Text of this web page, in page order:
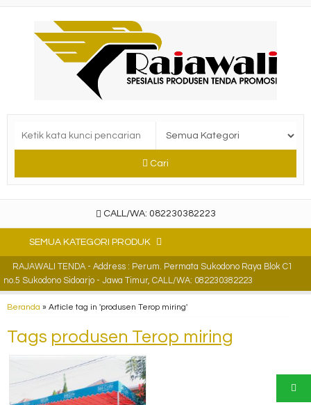
Cari
CALL/WA: 082230382223
SEMUA KATEGORI PRODUK
RAJAWALI TENDA - Address : Perum. Permata Sukodono Raya Blok C1
no.5 Sukodono Sidoarjo - Jawa Timur, CALL/WA: 082230382223
Beranda » Article tag in 'produsen Terop miring'
Tags produsen Terop miring